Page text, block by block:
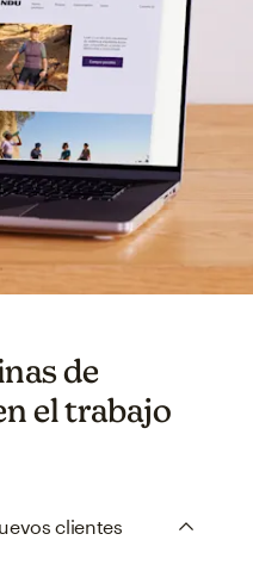
de
el trabajo
clientes